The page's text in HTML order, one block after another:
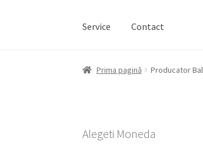
Service Contact
Prima pagină Contul meu Coș
Prima pagină Producator
Alegeti Moneda